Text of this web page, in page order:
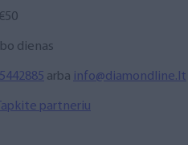
dienas
arba info@diamondline.lt
partneriu